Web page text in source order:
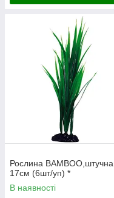
Рослина BAMBOO,штучна.,
17см (6шт/уп) *
В наявності